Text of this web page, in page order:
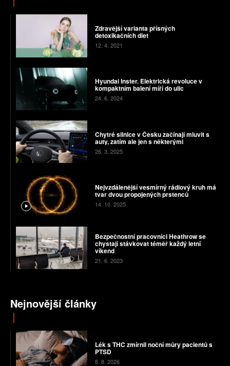
Zdravější varianta přísných
detoxikačních diet
12. 4. 2021
Hyundai Inster. Elektrická revoluce v
kompaktním balení míří do ulic
24. 6. 2024
Chytré silnice v Česku začínají mluvit s
auty, zatím ale jen s některými
26. 3. 2025
Nejvzdálenější vesmírný rádiový kruh má
tvar dvou propojených prstenců
14. 10. 2025
Bezpečnostní pracovníci Heathrow se
chystají stávkovat téměř každý letní
víkend
21. 6. 2023
Nejnovější články
Lék s THC zmírnil noční můry pacientů s
PTSD
8. 8. 2026